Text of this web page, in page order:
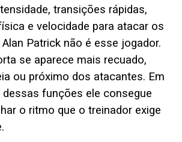
transições rápidas,
e velocidade para atacar os
Patrick não é esse jogador.
se aparece mais recuado,
ou próximo dos atacantes. Em
dessas funções ele consegue
o ritmo que o treinador exige